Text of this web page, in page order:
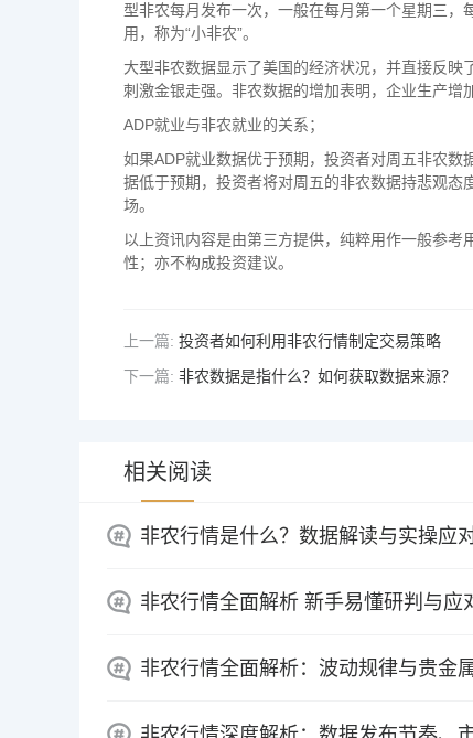
型非农每月发布一次，一般在每月第一个星期三
用，称为“小非农”。
大型非农数据显示了美国的经济状况，并直接反映
刺激金银走强。非农数据的增加表明，企业生产增
ADP就业与非农就业的关系；
如果ADP就业数据优于预期，投资者对周五非农
据低于预期，投资者将对周五的非农数据持悲观
场。
以上资讯内容是由第三方提供，纯粹用作一般参
性；亦不构成投资建议。
上一篇: 投资者如何利用非农行情制定交易策略
下一篇: 非农数据是指什么？如何获取数据来源？
相关阅读
非农行情是什么？数据解读与实操应
非农行情全面解析 新手易懂研判与应
非农行情全面解析：波动规律与贵金